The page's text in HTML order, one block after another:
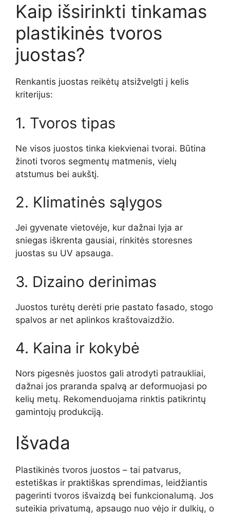
Kaip išsirinkti tinkamas
plastikinės tvoros
juostas?
Renkantis juostas reikėtų atsižvelgti į kelis
kriterijus:
1. Tvoros tipas
Ne visos juostos tinka kiekvienai tvorai. Būtina
žinoti tvoros segmentų matmenis, vielų
atstumus bei aukštį.
2. Klimatinės sąlygos
Jei gyvenate vietovėje, kur dažnai lyja ar
sniegas iškrenta gausiai, rinkitės storesnes
juostas su UV apsauga.
3. Dizaino derinimas
Juostos turėtų derėti prie pastato fasado, stogo
spalvos ar net aplinkos kraštovaizdžio.
4. Kaina ir kokybė
Nors pigesnės juostos gali atrodyti patraukliai,
dažnai jos praranda spalvą ar deformuojasi po
kelių metų. Rekomenduojama rinktis patikrintų
gamintojų produkciją.
Išvada
Plastikinės tvoros juostos – tai patvarus,
estetiškas ir praktiškas sprendimas, leidžiantis
pagerinti tvoros išvaizdą bei funkcionalumą. Jos
suteikia privatumą, apsaugo nuo vėjo ir dulkių, o